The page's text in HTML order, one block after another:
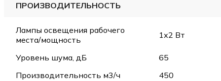
ПРОИЗВОДИТЕЛЬНОСТЬ
Лампы освещения рабочего
места/мощность
1х2 Вт
Уровень шума, дБ
65
Производительность м3/ч
450